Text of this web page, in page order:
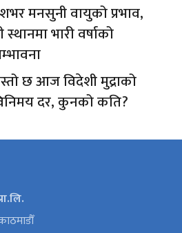
मनसुनी वायुको प्रभाव,
स्थानमा भारी वर्षाको
छ आज विदेशी मुद्राको
दर, कुनको कति?